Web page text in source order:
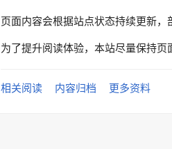
页面内容会根据站点状态持续更新，
为了提升阅读体验，本站尽量保持页
相关阅读 内容归档 更多资料